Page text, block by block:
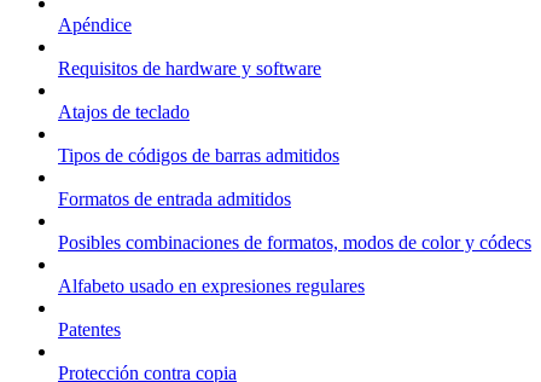
Apéndice
Requisitos de hardware y software
Atajos de teclado
Tipos de códigos de barras admitidos
Formatos de entrada admitidos
Posibles combinaciones de formatos, modos de color y códecs
Alfabeto usado en expresiones regulares
Patentes
Protección contra copia